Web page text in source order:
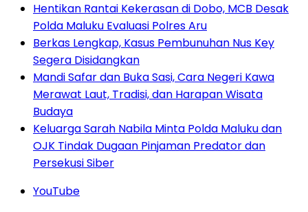
Hentikan Rantai Kekerasan di Dobo, MCB Desak
Polda Maluku Evaluasi Polres Aru
Berkas Lengkap, Kasus Pembunuhan Nus Key
Segera Disidangkan
Mandi Safar dan Buka Sasi, Cara Negeri Kawa
Merawat Laut, Tradisi, dan Harapan Wisata
Budaya
Keluarga Sarah Nabila Minta Polda Maluku dan
OJK Tindak Dugaan Pinjaman Predator dan
Persekusi Siber
YouTube